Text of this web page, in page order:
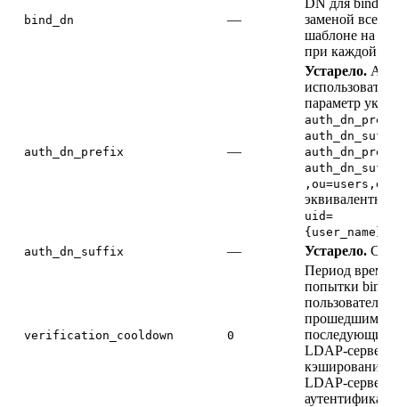
bind_dn —
заменой всех
шаблоне на
при каждой
auth_dn_prefix —
Устарело.
параметр
эквивалентны
uid=
auth_dn_suffix
— Устарело. См.
verification_cooldown 0
Период
попытки bind,
пользователь
прошедшим
последующих
LDAP-
кэширование
LDAP-серверу